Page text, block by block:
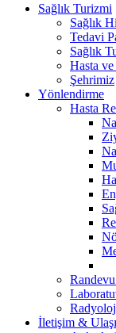
Sağlık Turizmi
Sağlık
Tedavi
Sağlık
Hasta
Şehrimiz
Yönlendirme
Hasta
İletişim &